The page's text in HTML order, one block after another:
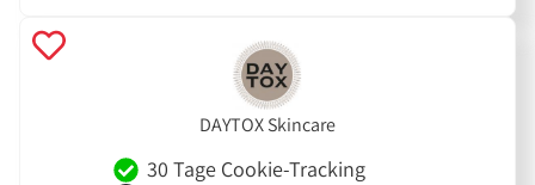
DAYTOX Skincare
30 Tage Cookie-Tracking